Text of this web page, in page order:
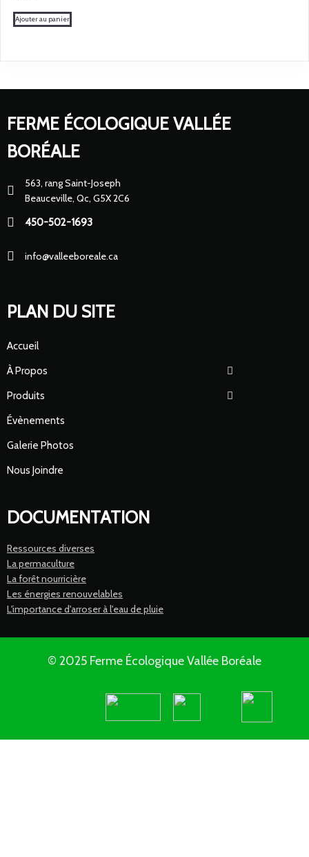
Ajouter au panier
FERME ÉCOLOGIQUE VALLÉE
BORÉALE
563, rang Saint-Joseph
Beauceville, Qc, G5X 2C6
450-502-1693
info@valleeboreale.ca
PLAN DU SITE
Accueil
À Propos
Produits
Évènements
Galerie Photos
Nous Joindre
DOCUMENTATION
Ressources diverses
La permaculture
La forêt nourricière
Les énergies renouvelables
L'importance d'arroser à l'eau de pluie
© 2025 Ferme Écologique Vallée Boréale